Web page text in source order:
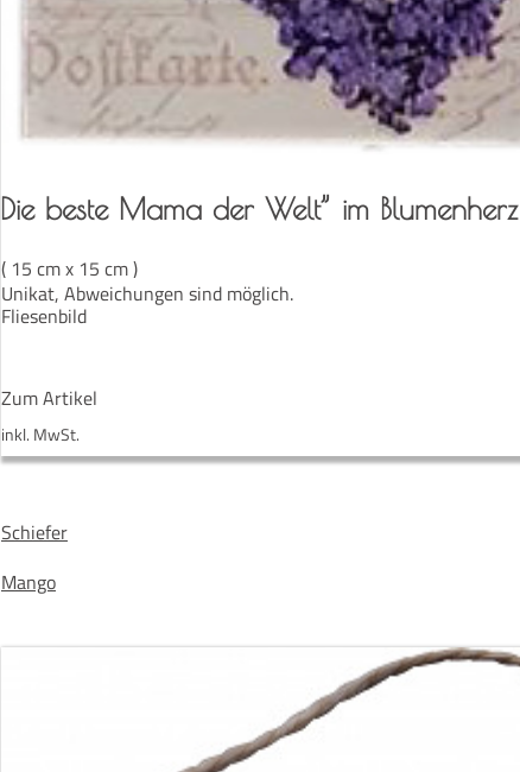
Die bes­te Mama der Welt” im Blumenherz
( 15 cm x 15 cm )
Unikat, Abweichungen sind möglich.
Fliesenbild
Zum Artikel
inkl. MwSt.
Schiefer
Mango